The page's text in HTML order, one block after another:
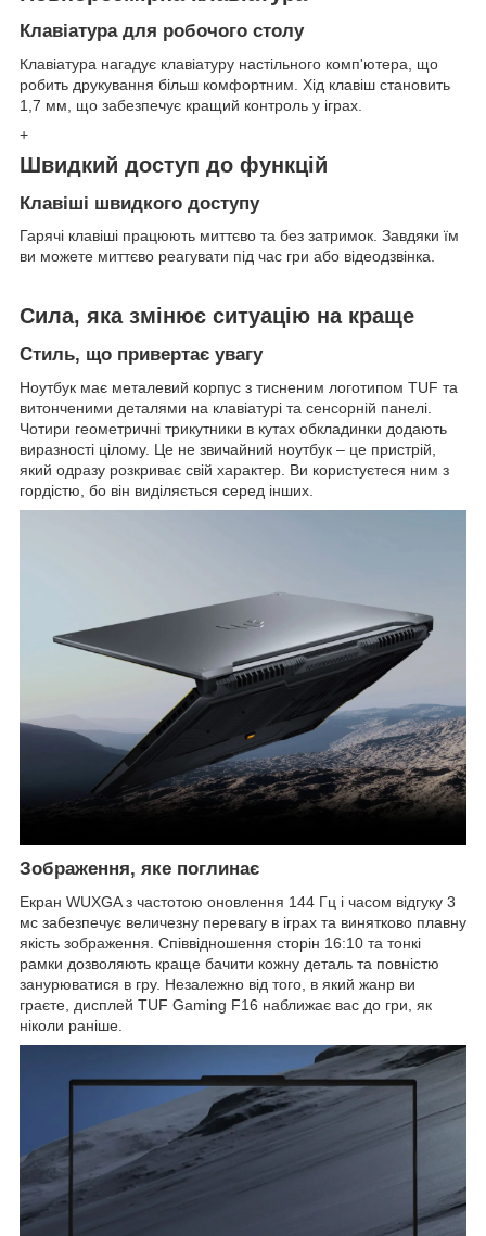
Клавіатура для робочого столу
Клавіатура нагадує клавіатуру настільного комп'ютера, що
робить друкування більш комфортним. Хід клавіш становить
1,7 мм, що забезпечує кращий контроль у іграх.
+
Швидкий доступ до функцій
Клавіші швидкого доступу
Гарячі клавіші працюють миттєво та без затримок. Завдяки їм
ви можете миттєво реагувати під час гри або відеодзвінка.
Сила, яка змінює ситуацію на краще
Стиль, що привертає увагу
Ноутбук має металевий корпус з тисненим логотипом TUF та
витонченими деталями на клавіатурі та сенсорній панелі.
Чотири геометричні трикутники в кутах обкладинки додають
виразності цілому. Це не звичайний ноутбук – це пристрій,
який одразу розкриває свій характер. Ви користуєтеся ним з
гордістю, бо він виділяється серед інших.
Зображення, яке поглинає
Екран WUXGA з частотою оновлення 144 Гц і часом відгуку 3
мс забезпечує величезну перевагу в іграх та винятково плавну
якість зображення. Співвідношення сторін 16:10 та тонкі
рамки дозволяють краще бачити кожну деталь та повністю
занурюватися в гру. Незалежно від того, в який жанр ви
граєте, дисплей TUF Gaming F16 наближає вас до гри, як
ніколи раніше.